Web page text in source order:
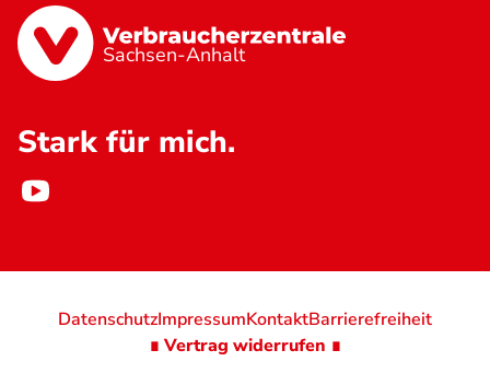
Sachsen-Anhalt
Stark für mich.
DatenschutzImpressumKontaktBarrierefreiheit
∎ Vertrag widerrufen ∎